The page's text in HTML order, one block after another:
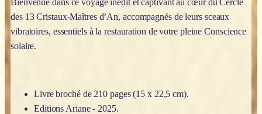
des 13 Cristaux-Maîtres d’An, accompagnés de leurs sceaux
vibratoires, essentiels à la restauration de votre pleine Conscience
solaire.
Livre broché de 210 pages (15 x 22,5 cm).
Editions Ariane - 2025.